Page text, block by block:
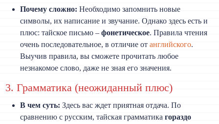
Почему сложно: Необходимо запомнить новые
символы, их написание и звучание. Однако здесь есть и
плюс: тайское письмо –фонетическое. Правила чтения
очень последовательное, в отличие отанглийского.
Выучив правила, вы сможете прочитать любое
незнакомое слово, даже не зная его значения.
3. Грамматика (неожиданный плюс)
В чем суть: Здесь вас ждет приятная отдача. По
сравнению с русским, тайская грамматикагораздо